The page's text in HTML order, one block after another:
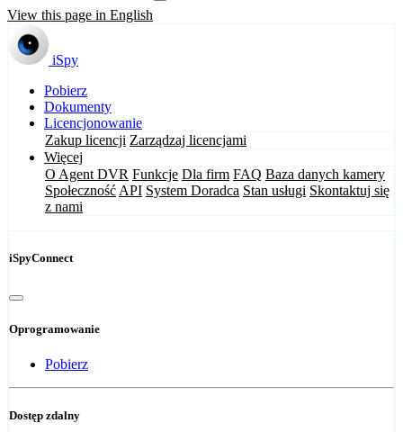
View this page in English
iSpy
Pobierz
Dokumenty
Licencjonowanie
Zakup licencji Zarządzaj licencjami
Więcej
O Agent DVR Funkcje Dla firm FAQ Baza danych kamery
Społeczność API System Doradca Stan usługi Skontaktuj się
z nami
iSpyConnect
Oprogramowanie
Pobierz
Dostęp zdalny